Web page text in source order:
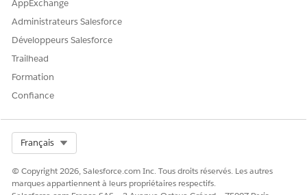
AppExchange
Administrateurs Salesforce
Développeurs Salesforce
Trailhead
Formation
Confiance
Français
© Copyright 2026, Salesforce.com Inc. Tous droits réservés. Les autres
marques appartiennent à leurs propriétaires respectifs.